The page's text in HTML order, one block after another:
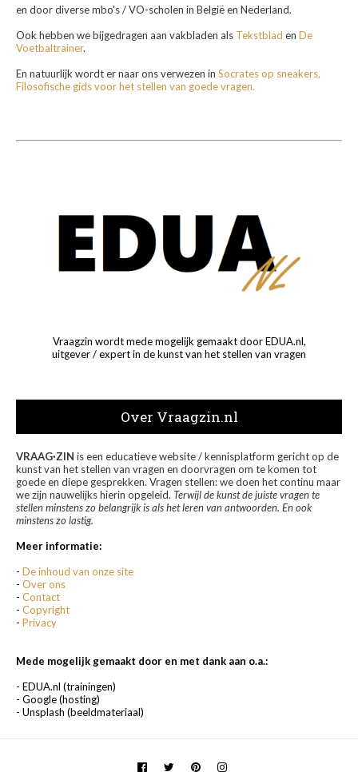
en door diverse mbo's / VO-scholen in België en Nederland.
Ook hebben we bijgedragen aan vakbladen als Tekstblad en De
Voetbaltrainer.
En natuurlijk wordt er naar ons verwezen in Socrates op sneakers,
Filosofische gids voor het stellen van goede vragen.
Vraagzin wordt mede mogelijk gemaakt door EDUA.nl,
uitgever / expert in de kunst van het stellen van vragen
Over Vraagzin.nl
VRAAG·ZIN is een educatieve website / kennisplatform gericht op de
kunst van het stellen van vragen en doorvragen om te komen tot
goede en diepe gesprekken. Vragen stellen: we doen het continu maar
we zijn nauwelijks hierin opgeleid. Terwijl de kunst de juiste vragen te
stellen minstens zo belangrijk is als het leren van antwoorden. En ook
minstens zo lastig.
Meer informatie:
- De inhoud van onze site
- Over ons
- Contact
- Copyright
- Privacy
Mede mogelijk gemaakt door en met dank aan o.a.:
- EDUA.nl (trainingen)
- Google (hosting)
- Unsplash (beeldmateriaal)